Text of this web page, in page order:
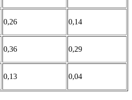
0,26 0,14
0,36 0,29
0,13 0,04